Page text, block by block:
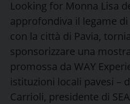
Looking for Monna Lisa
approfondiva il legame
con la città di Pavia,
sponsorizzare una
promossa da WAY
istituzioni locali pavesi –
Carrioli, presidente di